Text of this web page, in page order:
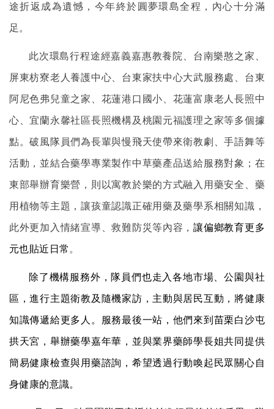
途折返成為遺憾，今年終於圓夢環島全程，內心十分滿
足。
此次環島行程途經嘉義嘉惠教養院、台南樂憨之家、
屏東枋寮老人養護中心、台東家扶中心大武服務處、台東
阿尼色弗兒童之家、花蓮港口國小、花蓮富康老人長照中
心、宜蘭永馨社區長照機構及桃園元福護理之家等多個據
點。破風隊員們為長輩與慢飛天使帶來衛教劇、手語舞等
活動，並結合藥學專業製作中草藥產品送給服務對象；在
東部舉辦育樂營，則以寓教於樂的方式融入用藥安全、藥
用植物等主題，讓孩童認識正確用藥及藥學系相關知識，
此外更加入情緒宣導、救難防災等內容，讓偏鄉教育更多
元也貼近日常 。
除了機構服務外，隊員們也走入各地市場、公園與社
區，進行主題衛教及隨機家訪，主動與居民互動，將健康
知識傳遞給更多人。服務最後一站，他們來到苗栗白沙屯
拱天宮，舉辦藥學嘉年華，並與業界藥師學長姐共同提供
簡易健康檢查與用藥諮詢，希望透過行動喚起民眾關心自
身健康的意識。